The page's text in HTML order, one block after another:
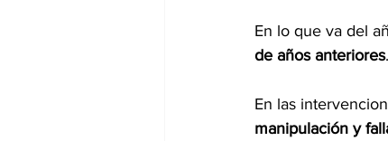
En lo que va del
de años anteriores.
En las
manipulación y